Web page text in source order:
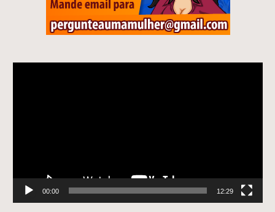
00:00 12:29